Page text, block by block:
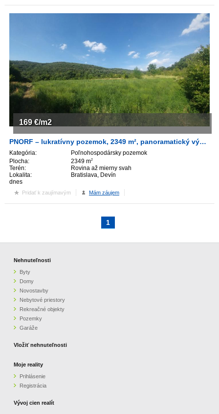
PNORF – lukratívny pozemok, 2349 m², panoramatický výhľad, Devín
Kategória:
Poľnohospodársky pozemok
Plocha:
2349 m2
Terén:
Rovina až mierny svah
Lokalita:
Bratislava, Devín
dnes
169 €/m2
Pridať k zaujímavým Mám záujem
1
Nehnuteľnosti
Byty
Domy
Novostavby
Nebytové priestory
Rekreačné objekty
Pozemky
Garáže
Vložiť nehnuteľnosti
Moje reality
Prihlásenie
Registrácia
Vývoj cien realít